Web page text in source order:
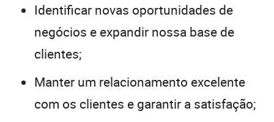
Identificar novas oportunidades de
negócios e expandir nossa base de
clientes;
Manter um relacionamento excelente
com os clientes e garantir a satisfação;